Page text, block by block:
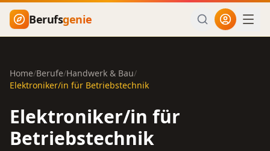
Zum Hauptinhalt springen
Berufsgenie
Home/Berufe/Handwerk & Bau/
Elektroniker/in für Betriebstechnik
Elektroniker/in für
Betriebstechnik